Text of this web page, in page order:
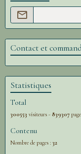
Contact et
Statistiques
Total
300553 visiteurs - 839307
Contenu
Nombre de pages : 32